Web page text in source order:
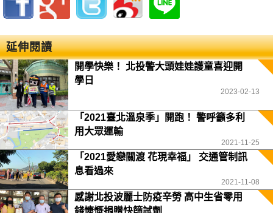
延伸閱讀
開學快樂！ 北投警大頭娃娃護童喜迎開
學日
2023-02-13
「2021臺北溫泉季」開跑！ 警呼籲多利
用大眾運輸
2021-11-25
「2021愛戀關渡 花現幸福」 交通管制訊
息看過來
2021-11-08
感謝北投波麗士防疫辛勞 高中生省零用
錢慷慨捐贈快篩試劑